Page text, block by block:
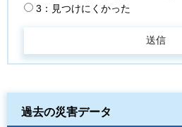
3：見つけにくかった
過去の災害データ